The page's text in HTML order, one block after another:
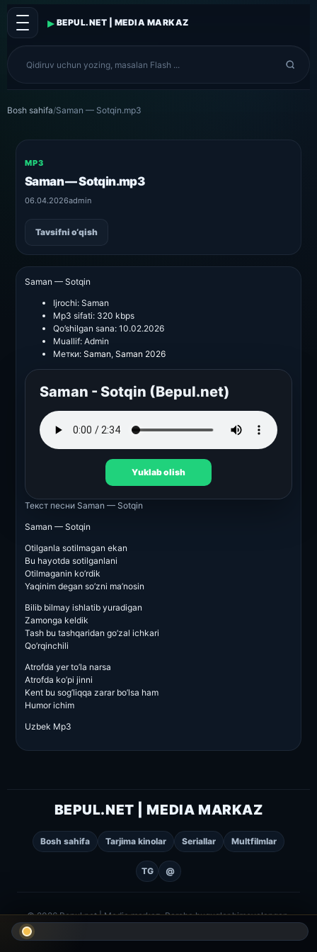
▸ BEPUL.NET | MEDIA MARKAZ
Bosh sahifa/Saman — Sotqin.mp3
MP3
Saman — Sotqin.mp3
06.04.2026admin
Tavsifni o‘qish
Saman — Sotqin
Ijrochi: Saman
Mp3 sifati: 320 kbps
Qo’shilgan sana: 10.02.2026
Muallif: Admin
Метки: Saman, Saman 2026
Saman - Sotqin (Bepul.net)
Yuklab olish
Текст песни Saman — Sotqin
Saman — Sotqin
Otilganla sotilmagan ekan
Bu hayotda sotilganlani
Otilmaganin ko’rdik
Yaqinim degan so’zni ma’nosin
Bilib bilmay ishlatib yuradigan
Zamonga keldik
Tash bu tashqaridan go’zal ichkari
Qo’rqinchili
Atrofda yer to’la narsa
Atrofda ko’pi jinni
Kent bu sog’liqqa zarar bo’lsa ham
Humor ichim
Uzbek Mp3
BEPUL.NET | MEDIA MARKAZ
Bosh sahifa Tarjima kinolar Seriallar Multfilmlar
TG @
© 2026 Bepul.net | Media markaz. Barcha huquqlar himoyalangan.